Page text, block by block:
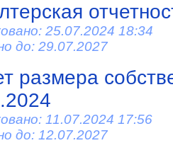
25.07.2024 18:34
до: 29.07.2027
размера
11.07.2024 17:56
до: 12.07.2027